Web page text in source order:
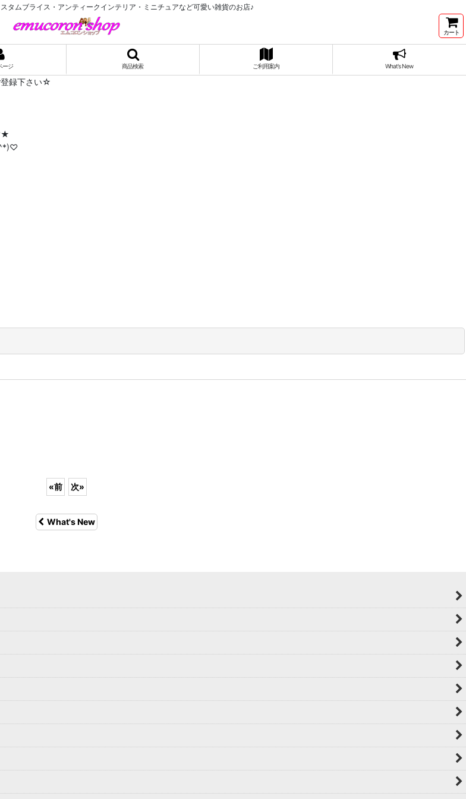
タムブライス・アンティークインテリア・ミニチュアなど可愛い雑貨のお店♪
カート
ージ 商品検索 ご利用案内 What's New
登録下さい☆
★
^*)♡
«前 次»
What's New